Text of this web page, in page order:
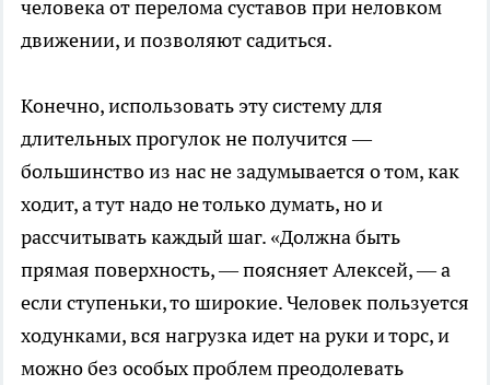
человека от перелома суставов при неловком
движении, и позволяют садиться.
Конечно, использовать эту систему для
длительных прогулок не получится —
большинство из нас не задумывается о том, как
ходит, а тут надо не только думать, но и
рассчитывать каждый шаг. «Должна быть
прямая поверхность, — поясняет Алексей, — а
если ступеньки, то широкие. Человек пользуется
ходунками, вся нагрузка идет на руки и торс, и
можно без особых проблем преодолевать